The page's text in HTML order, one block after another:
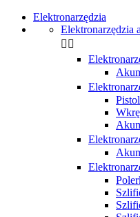
Elektronarzędzia
Elektronarzędzia
 